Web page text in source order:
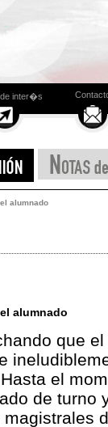
inter�s
alumnado
alumnado
que
el
de turno